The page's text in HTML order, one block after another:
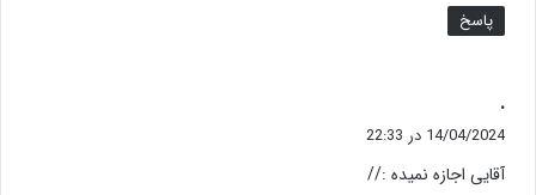
پاسخ
.
ف
:
14/04/2024 در 22:33
آقایی اجازه نمیده ://